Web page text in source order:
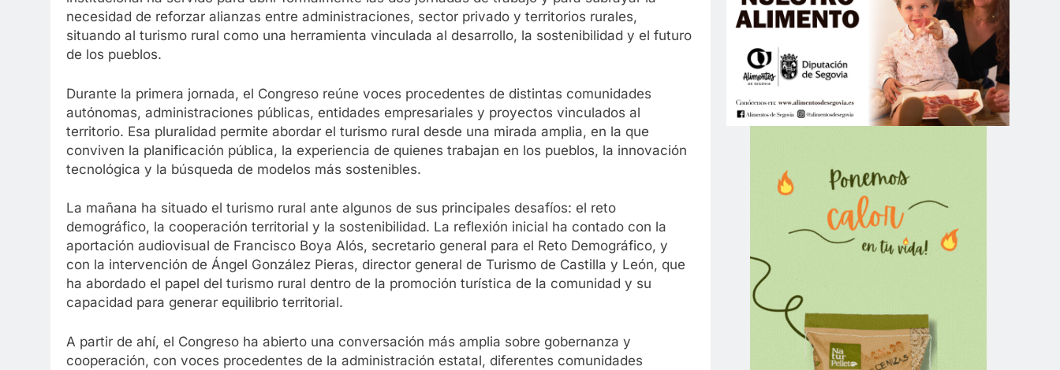
necesidad de reforzar alianzas entre administraciones, sector privado y territorios rurales,
situando al turismo rural como una herramienta vinculada al desarrollo, la sostenibilidad y el futuro
de los pueblos.
Durante la primera jornada, el Congreso reúne voces procedentes de distintas comunidades
autónomas, administraciones públicas, entidades empresariales y proyectos vinculados al
territorio. Esa pluralidad permite abordar el turismo rural desde una mirada amplia, en la que
conviven la planificación pública, la experiencia de quienes trabajan en los pueblos, la innovación
tecnológica y la búsqueda de modelos más sostenibles.
La mañana ha situado el turismo rural ante algunos de sus principales desafíos: el reto
demográfico, la cooperación territorial y la sostenibilidad. La reflexión inicial ha contado con la
aportación audiovisual de Francisco Boya Alós, secretario general para el Reto Demográfico, y
con la intervención de Ángel González Pieras, director general de Turismo de Castilla y León, que
ha abordado el papel del turismo rural dentro de la promoción turística de la comunidad y su
capacidad para generar equilibrio territorial.
A partir de ahí, el Congreso ha abierto una conversación más amplia sobre gobernanza y
cooperación, con voces procedentes de la administración estatal, diferentes comunidades